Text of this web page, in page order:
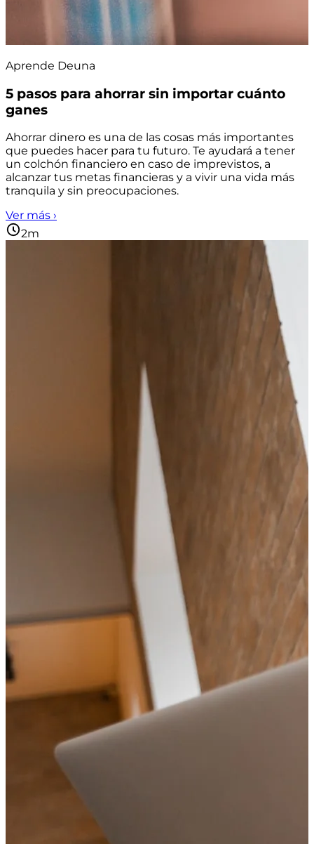
Aprende Deuna
5 pasos para ahorrar sin importar cuánto
ganes
Ahorrar dinero es una de las cosas más importantes
que puedes hacer para tu futuro. Te ayudará a tener
un colchón financiero en caso de imprevistos, a
alcanzar tus metas financieras y a vivir una vida más
tranquila y sin preocupaciones.
Ver más ›
2m